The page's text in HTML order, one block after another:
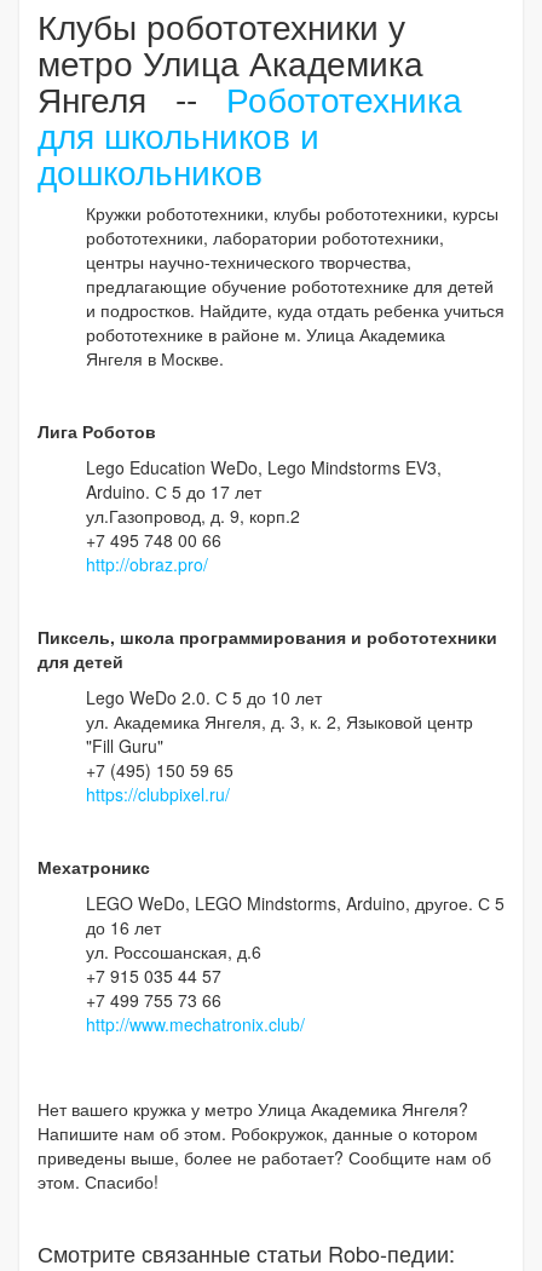
Клубы робототехники у
метро Улица Академика
Янгеля --Робототехника
для школьников и
дошкольников
Кружки робототехники, клубы робототехники, курсы
робототехники, лаборатории робототехники,
центры научно-технического творчества,
предлагающие обучение робототехнике для детей
и подростков. Найдите, куда отдать ребенка учиться
робототехнике в районе м. Улица Академика
Янгеля в Москве.
Лига Роботов
Lego Education WeDo, Lego Mindstorms EV3,
Arduino. С 5 до 17 лет
ул.Газопровод, д. 9, корп.2
+7 495 748 00 66
http://obraz.pro/
Пиксель, школа программирования и робототехники
для детей
Lego WeDo 2.0. С 5 до 10 лет
ул. Академика Янгеля, д. 3, к. 2, Языковой центр
"Fill Guru"
+7 (495) 150 59 65
https://clubpixel.ru/
Мехатроникс
LEGO WeDo, LEGO Mindstorms, Arduino, другое. С 5
до 16 лет
ул. Россошанская, д.6
+7 915 035 44 57
+7 499 755 73 66
http://www.mechatronix.club/
Нет вашего кружка у метро Улица Академика Янгеля?
Напишите нам об этом. Робокружок, данные о котором
приведены выше, более не работает? Сообщите нам об
этом. Спасибо!
Смотрите связанные статьи Robo-педии: